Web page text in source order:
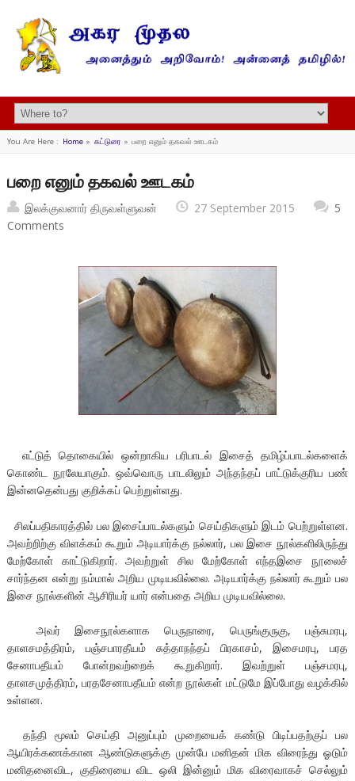
You Are Here : Home» கட்டுரை » பறை எனும் தகவல் ஊடகம்
பறை எனும் தகவல் ஊடகம்
இலக்குவனார் திருவள்ளுவன் 27 September 2015
5
Comments
எட்டுத் தொகையில் ஒன்றாகிய பரிபாடல் இசைத் தமிழ்ப்பாடல்களைக்
கொண்ட நூலேயாகும். ஒவ்வொரு பாடலிலும் அந்தந்தப் பாட்டுக்குரிய பண்
இன்னதென்பது குறிக்கப் பெற்றுள்ளது.
சிலப்பதிகாரத்தில் பல இசைப்பாடல்களும் செய்திகளும் இடம் பெற்றுள்ளன.
அவற்றிற்கு விளக்கம் கூறும் அடியார்க்கு நல்லார், பல இசை நூல்களிலிருந்து
மேற்கோள் காட்டுகிறார். அவற்றுள் சில மேற்கோள் எந்தஇசை நூலைச்
சார்ந்தன என்று நம்மால் அறிய முடியவில்லை. அடியார்க்கு நல்லார் கூறும் பல
இசை நூல்களின் ஆசிரியர் யார் என்பதை அறிய முடியவில்லை.
அவர் இசைநூல்களாக பெருநாரை, பெருங்குருகு, பஞ்சுமரபு,
தாளசமத்திரம், பஞ்சபாரதீயம் சுத்தாநந்தப் பிரகாசம், இசைமரபு, பரத
சேனாபதீயம் போன்றவற்றைக் கூறுகிறார். இவற்றுள் பஞ்சமரபு,
தாளசமுத்திரம், பரதசேனாபதீயம் என்ற நூல்கள் மட்டுமே இப்போது வழக்கில்
உள்ளன.
தந்தி மூலம் செய்தி அனுப்பும் முறையைக் கண்டு பிடிப்பதற்குப் பல
ஆயிரக்கணக்கான ஆண்டுகளுக்கு முன்பே மனிதன் மிக விரைந்து ஓடும்
மனிதனைவிட, குதிரையை விட ஒலி இன்னும் மிக விரைவாகச் செல்லும்